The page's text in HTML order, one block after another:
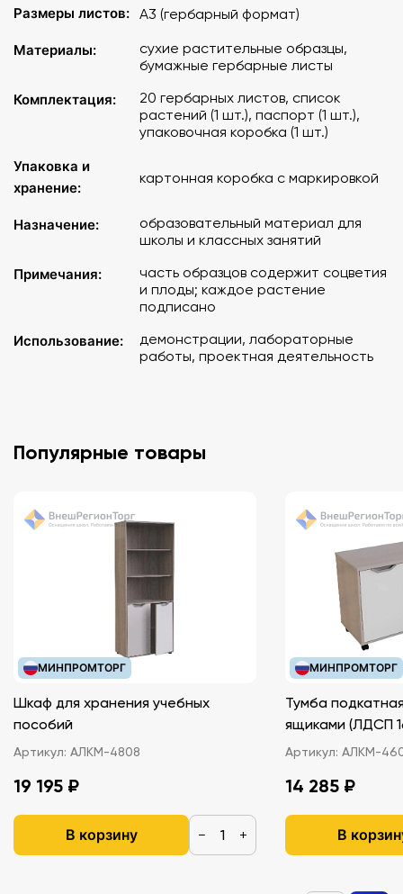
Размеры листов: A3 (гербарный формат)
Материалы:
сухие растительные образцы,
бумажные гербарные листы
Комплектация:
20 гербарных листов, список
растений (1 шт.), паспорт (1 шт.),
упаковочная коробка (1 шт.)
Упаковка и
хранение:
картонная коробка с маркировкой
Назначение:
образовательный материал для
школы и классных занятий
Примечания:
часть образцов содержит соцветия
и плоды; каждое растение
подписано
Использование:
демонстрации, лабораторные
работы, проектная деятельность
Популярные товары
МИНПРОМТОРГ
Шкаф для хранения учебных
пособий
Артикул: АЛКМ-4808
19 195 ₽
В корзину − +
МИНПРОМТОРГ
Тумба
ящиками
Артикул: АЛКМ-
14 285 ₽
В